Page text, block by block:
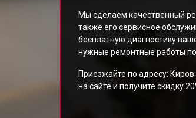
Мы сделаем качественный
также его сервисное
бесплатную диагностику
нужные ремонтные работы по
Приезжайте по адресу:
на сайте и получите скидку